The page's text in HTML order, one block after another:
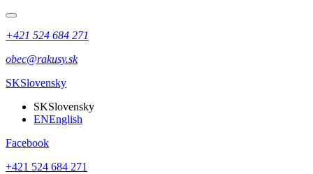
+421 524 684 271
obec@rakusy.sk
SKSlovensky
SKSlovensky
ENEnglish
Facebook
+421 524 684 271